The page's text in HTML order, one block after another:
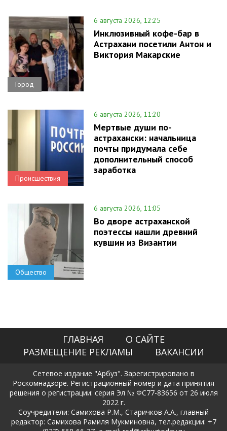
Город
6 августа 2026, 12:25
Инклюзивный кофе-бар в
Астрахани посетили Антон и
Виктория Макарские
Происшествия
6 августа 2026, 11:20
Мертвые души по-
астрахански: начальница
почты придумала себе
дополнительный способ
заработка
Общество
6 августа 2026, 11:05
Во дворе астраханской
поэтессы нашли древний
кувшин из Византии
ГЛАВНАЯ
О САЙТЕ
РАЗМЕЩЕНИЕ РЕКЛАМЫ
ВАКАНСИИ
Сетевое издание "Арбуз". Зарегистрировано в
Роскомнадзоре. Регистрационный номер и дата принятия
решения о регистрации: серия Эл № ФС77-83656 от 26 июля
2022 г.
Соучредители: Самихова Р.М., Старичков А.А., главный
редактор: Самихова Рамиля Мукминовна, тел.редакции: +7